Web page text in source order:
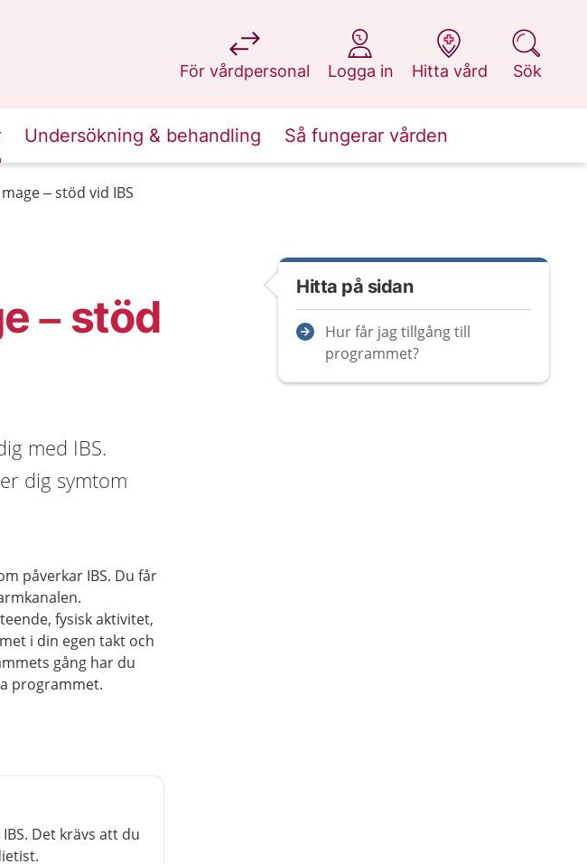
För vårdpersonal
på 1177.se
Logga in
på 1177.se
Hitta vård
på 1177.se
Sök
på 1177.se
Undersökning & behandling Så fungerar vården
– stöd vid IBS
– stöd
med IBS.
dig symtom
påverkar IBS. Du får
fysisk aktivitet,
i din egen takt och
gång har du
programmet.
Det krävs att du
Hitta på sidan
Hur får jag tillgång till
programmet?